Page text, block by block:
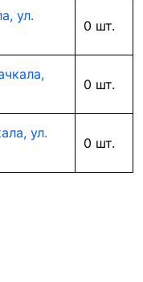
ул.
0 шт.
0 шт.
ул.
0 шт.